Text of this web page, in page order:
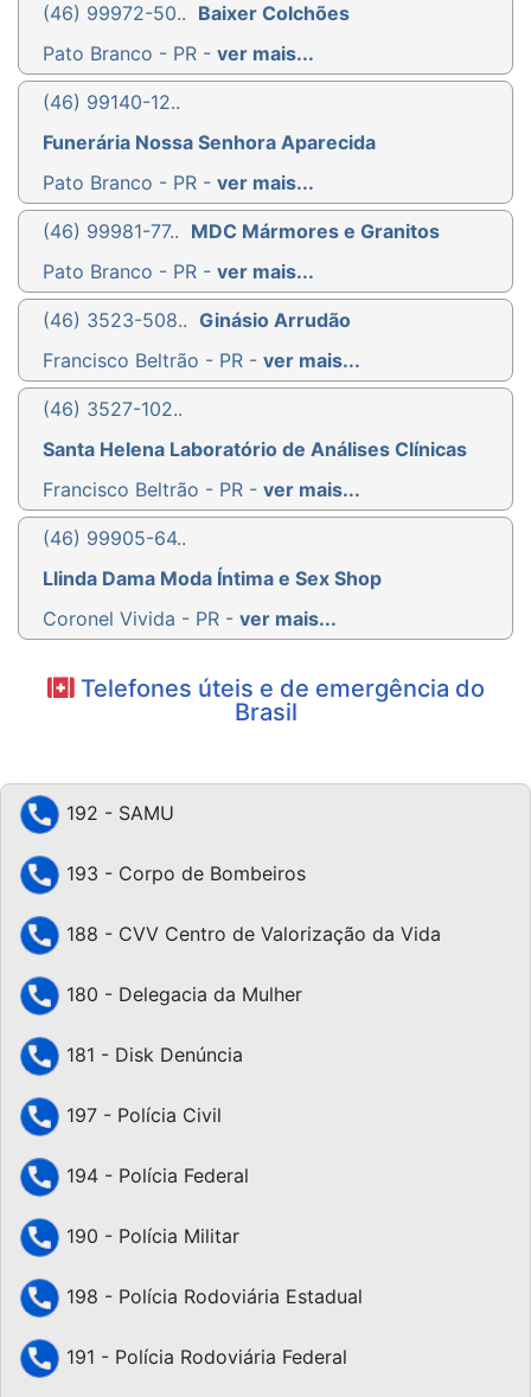
(46) 99972-50.. Baixer Colchões
Pato Branco - PR - ver mais...
(46) 99140-12..
Funerária Nossa Senhora Aparecida
Pato Branco - PR - ver mais...
(46) 99981-77.. MDC Mármores e Granitos
Pato Branco - PR - ver mais...
(46) 3523-508.. Ginásio Arrudão
Francisco Beltrão - PR - ver mais...
(46) 3527-102..
Santa Helena Laboratório de Análises Clínicas
Francisco Beltrão - PR - ver mais...
(46) 99905-64..
Llinda Dama Moda Íntima e Sex Shop
Coronel Vivida - PR - ver mais...
Telefones úteis e de emergência do
Brasil
192 - SAMU
193 - Corpo de Bombeiros
188 - CVV Centro de Valorização da Vida
180 - Delegacia da Mulher
181 - Disk Denúncia
197 - Polícia Civil
194 - Polícia Federal
190 - Polícia Militar
198 - Polícia Rodoviária Estadual
191 - Polícia Rodoviária Federal